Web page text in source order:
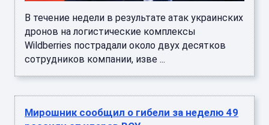
В течение недели в результате атак украинских
дронов на логистические комплексы
Wildberries пострадали около двух десятков
сотрудников компании, изве ...
Мирошник сообщил о гибели за неделю 49